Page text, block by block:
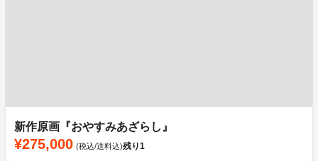
新作原画『おやすみあざらし』
¥275,000 (税込/送料込)残り1